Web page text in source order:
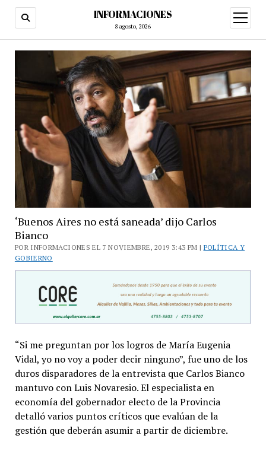
INFORMACIONES
8 agosto, 2026
abrir
menú
‘Buenos Aires no está saneada’ dijo Carlos
Bianco
POR INFORMACIONES EL 7 NOVIEMBRE, 2019 3:43 PM | POLÍTICA Y
GOBIERNO
“Si me preguntan por los logros de María Eugenia
Vidal, yo no voy a poder decir ninguno”, fue uno de los
duros disparadores de la entrevista que Carlos Bianco
mantuvo con Luis Novaresio. El especialista en
economía del gobernador electo de la Provincia
detalló varios puntos críticos que evalúan de la
gestión que deberán asumir a partir de diciembre.